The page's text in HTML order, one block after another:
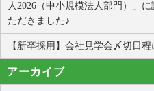
人2026（中小規模法人部門）」
ただきました♪
【新卒採用】会社見学会〆切日程
アーカイブ